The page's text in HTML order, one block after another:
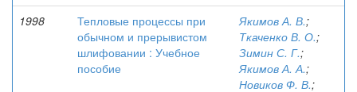
1998
Тепловые процессы при
обычном и прерывистом
шлифовании : Учебное
пособие
Якимов А. В.;
Ткаченко В. О.;
Зимин С. Г.;
Якимов А. А.;
Новиков Ф. В.;